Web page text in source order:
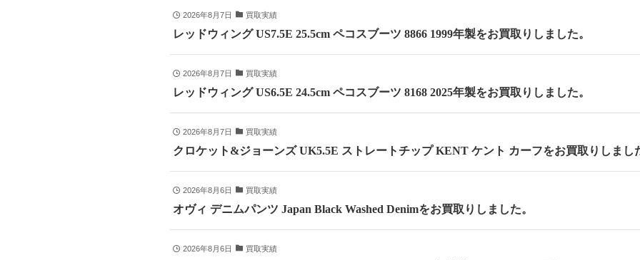
2026年8月7日 買取実績
レッドウィング US7.5E 25.5cm ペコスブーツ 8866 1999年製をお買取りしました。
2026年8月7日 買取実績
レッドウィング US6.5E 24.5cm ペコスブーツ 8168 2025年製をお買取りしました。
2026年8月7日 買取実績
クロケット&ジョーンズ UK5.5E ストレートチップ KENT ケント カーフをお買取りしまし
2026年8月6日 買取実績
オヴィ デニムパンツ Japan Black Washed Denimをお買取りしました。
2026年8月6日 買取実績